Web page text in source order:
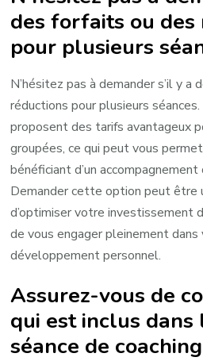
des forfaits ou des
pour plusieurs
N’hésitez pas à demander s’il y a
réductions pour plusieurs
proposent des tarifs avantageux
groupées, ce qui peut vous
bénéficiant d’un
Demander cette option peut être
d’optimiser votre investissement
de vous engager pleinement
développement personnel.
Assurez-vous de
qui est inclus dans
séance de